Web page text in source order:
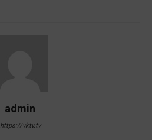
admin
https://vktv.tv